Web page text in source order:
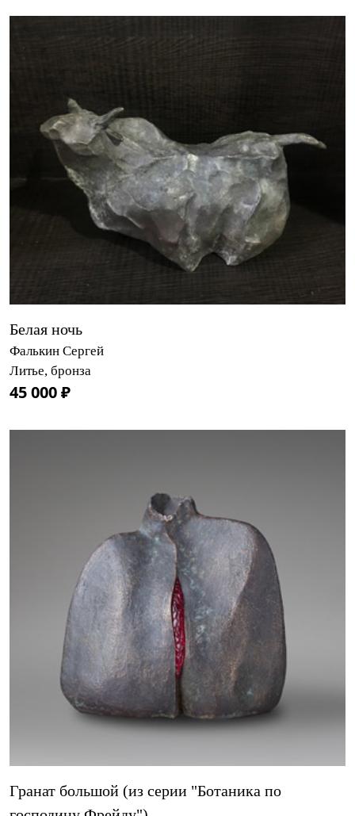
Белая ночь
Фалькин Сергей
Литье, бронза
45 000 ₽
Гранат большой (из серии "Ботаника по